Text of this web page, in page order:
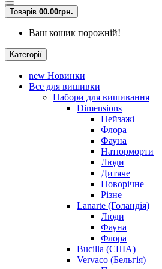
Товарів 00.00грн.
Ваш кошик порожній!
Категорії
new Новинки
Все для вишивки
Набори для вишивання
Dimensions
Пейзажі
Флора
Фауна
Натюрморти
Люди
Дитяче
Новорічне
Різне
Lanarte (Голандія)
Люди
Фауна
Флора
Bucilla (США)
Vervaco (Бельгія)